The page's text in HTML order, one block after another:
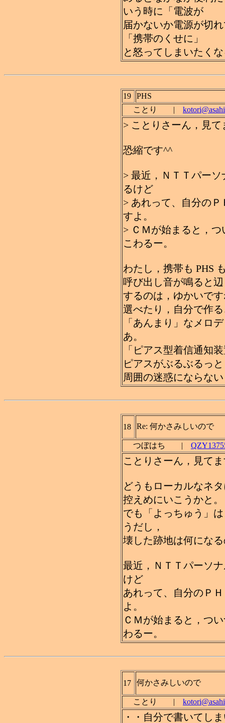
いう時に「電波が
届かないか電源が切
「携帯のくせに」
と怒ってしまいたく
19
PHS
ことり |
> ことりさーん，見て
恐縮です^^
> 最近，ＮＴＴパー
るけど
> あれって、自分の
すよ。
> ＣＭが始まると，
こわるー。
わたし，携帯も PHS
呼び出し音が鳴ると
するのは，ゆかいで
選べたり，自分で作
「あんまり」なメロ
あ。
「ピアス型着信通知
ピアスがぶるぶるっ
周囲の迷惑にならな
18 Re: 何かさみしいので
つぼはち |
ことりさーん，見て
どうもローカルなネ
控えめにいこうかと。
でも「よっちゅう」
うだし，
壊した跡地は何にな
最近，ＮＴＴパーソ
けど
あれって、自分のＰ
よ。
ＣＭが始まると，つ
わるー。
17 何かさみしいので
ことり |
・・自分で書いてし